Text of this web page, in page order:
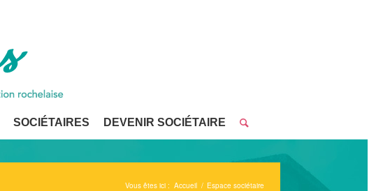
SOCIÉTAIRES DEVENIR SOCIÉTAIRE
Vous êtes ici : Accueil / Espace sociétaire